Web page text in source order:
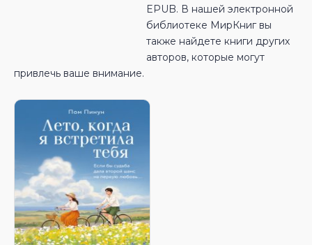
EPUB. В нашей электронной
библиотеке МирКниг вы
также найдете книги других
авторов, которые могут
привлечь ваше внимание.